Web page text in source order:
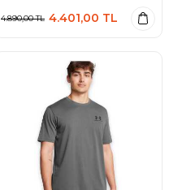
4.890,00TL 4.401,00 TL